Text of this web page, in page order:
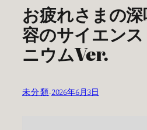
お疲れさまの
容のサイエン
ニウムVer.
未分類·2026年6月3日